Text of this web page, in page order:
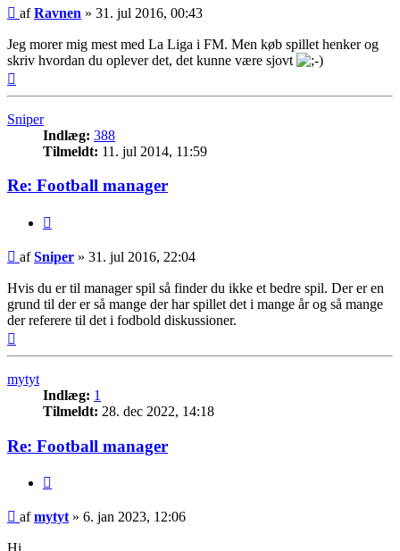
Indlæg
afRavnen » 31. jul 2016, 00:43
Jeg morer mig mest med La Liga i FM. Men køb spillet henker og
skriv hvordan du oplever det, det kunne være sjovt
Sniper
Indlæg: 388
Tilmeldt: 11. jul 2014, 11:59
Re: Football manager
Indlæg
afSniper » 31. jul 2016, 22:04
Hvis du er til manager spil så finder du ikke et bedre spil. Der er en
grund til der er så mange der har spillet det i mange år og så mange
der referere til det i fodbold diskussioner.
mytyt
Indlæg: 1
Tilmeldt: 28. dec 2022, 14:18
Re: Football manager
Indlæg
afmytyt » 6. jan 2023, 12:06